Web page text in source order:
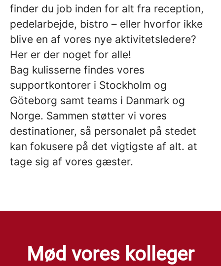
finder du job inden for alt fra reception,
pedelarbejde, bistro – eller hvorfor ikke
blive en af vores nye aktivitetsledere?
Her er der noget for alle!
Bag kulisserne findes vores
supportkontorer i Stockholm og
Göteborg samt teams i Danmark og
Norge. Sammen støtter vi vores
destinationer, så personalet på stedet
kan fokusere på det vigtigste af alt. at
tage sig af vores gæster.
Mød vores kolleger